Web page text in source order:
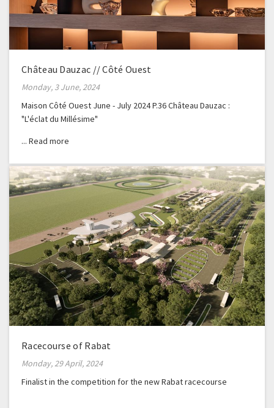
Château Dauzac // Côté Ouest
Monday, 3 June, 2024
Maison Côté Ouest June - July 2024 P.36 Château Dauzac :
"L'éclat du Millésime"
Racecourse of Rabat
Monday, 29 April, 2024
Finalist in the competition for the new Rabat racecourse